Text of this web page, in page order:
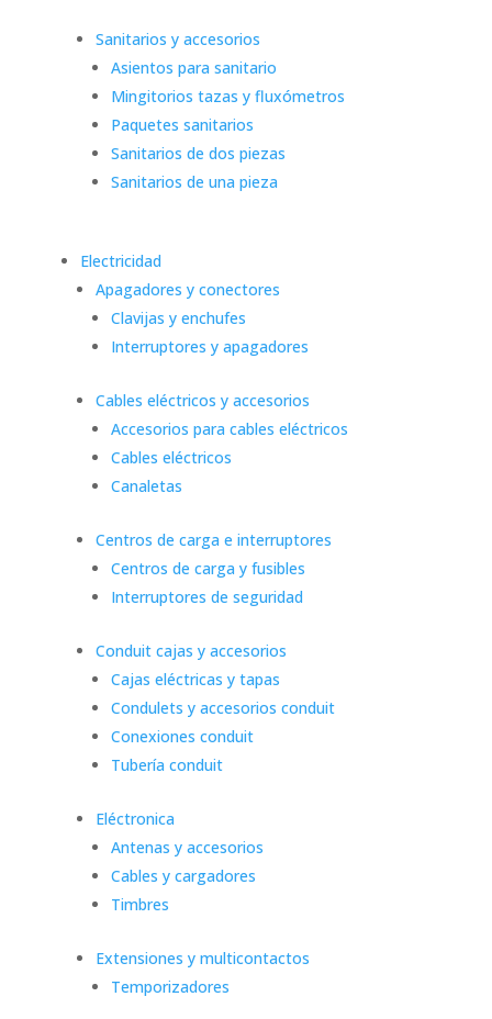
Sanitarios y accesorios
Asientos para sanitario
Mingitorios tazas y fluxómetros
Paquetes sanitarios
Sanitarios de dos piezas
Sanitarios de una pieza
Electricidad
Apagadores y conectores
Clavijas y enchufes
Interruptores y apagadores
Cables eléctricos y accesorios
Accesorios para cables eléctricos
Cables eléctricos
Canaletas
Centros de carga e interruptores
Centros de carga y fusibles
Interruptores de seguridad
Conduit cajas y accesorios
Cajas eléctricas y tapas
Condulets y accesorios conduit
Conexiones conduit
Tubería conduit
Eléctronica
Antenas y accesorios
Cables y cargadores
Timbres
Extensiones y multicontactos
Temporizadores